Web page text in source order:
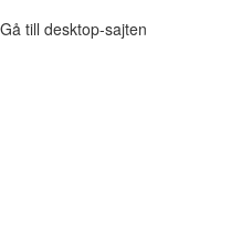
Gå till desktop-sajten